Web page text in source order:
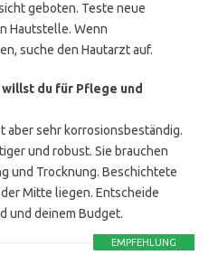
geboten. Teste neue
Hautstelle. Wenn
suche den Hautarzt auf.
du für Pflege und
aber sehr korrosionsbeständig.
und robust. Sie brauchen
und Trocknung. Beschichtete
Mitte liegen. Entscheide
und deinem Budget.
EMPFEHLUNG